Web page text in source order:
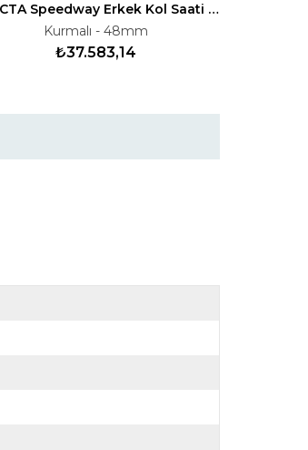
INVICTA Speedway Erkek Kol Saati 144400
Kurmalı - 48mm
₺37.583,14